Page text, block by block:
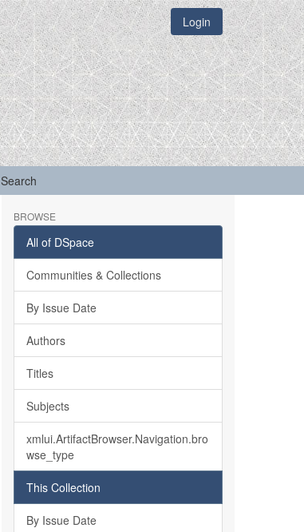
Login
Search
BROWSE
All of DSpace
Communities & Collections
By Issue Date
Authors
Titles
Subjects
xmlui.ArtifactBrowser.Navigation.bro
wse_type
This Collection
By Issue Date